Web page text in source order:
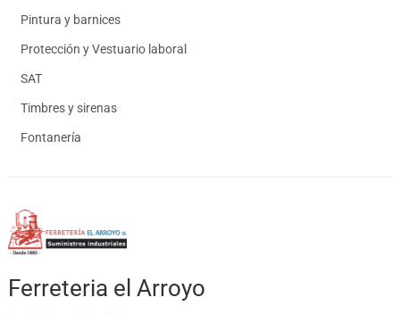
Pintura y barnices
Protección y Vestuario laboral
SAT
Timbres y sirenas
Fontanería
Ferreteria el Arroyo